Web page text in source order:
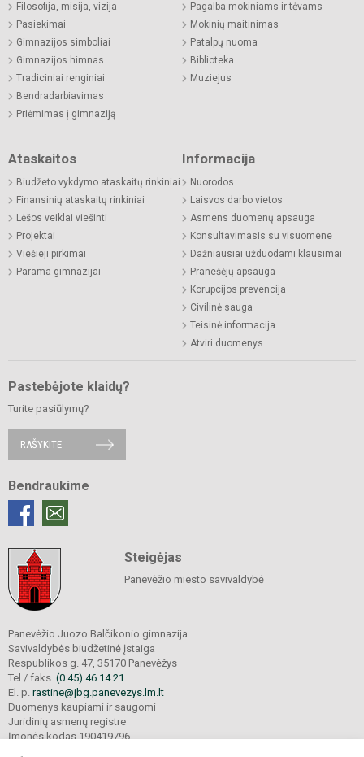
Filosofija, misija, vizija
Pasiekimai
Gimnazijos simboliai
Gimnazijos himnas
Tradiciniai renginiai
Bendradarbiavimas
Priėmimas į gimnaziją
Pagalba mokiniams ir tėvams
Mokinių maitinimas
Patalpų nuoma
Biblioteka
Muziejus
Ataskaitos
Biudžeto vykdymo ataskaitų rinkiniai
Finansinių ataskaitų rinkiniai
Lėšos veiklai viešinti
Projektai
Viešieji pirkimai
Parama gimnazijai
Informacija
Nuorodos
Laisvos darbo vietos
Asmens duomenų apsauga
Konsultavimasis su visuomene
Dažniausiai užduodami klausimai
Pranešėjų apsauga
Korupcijos prevencija
Civilinė sauga
Teisinė informacija
Atviri duomenys
Pastebėjote klaidų?
Turite pasiūlymų?
RAŠYKITE
Bendraukime
Steigėjas
Panevėžio miesto savivaldybė
Panevėžio Juozo Balčikonio gimnazija
Savivaldybės biudžetinė įstaiga
Respublikos g. 47, 35170 Panevėžys
Tel./ faks. (0 45) 46 14 21
El. p. rastine@jbg.panevezys.lm.lt
Duomenys kaupiami ir saugomi
Juridinių asmenų registre
Įmonės kodas 190419796